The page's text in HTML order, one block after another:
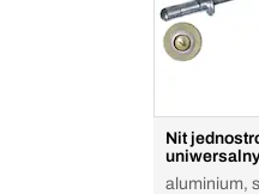
Nit
uniwersalny
aluminium,